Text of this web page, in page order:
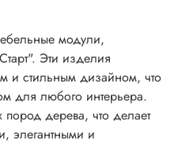
модули,
Эти изделия
и стильным дизайном, что
для любого интерьера.
пород дерева, что делает
элегантными и